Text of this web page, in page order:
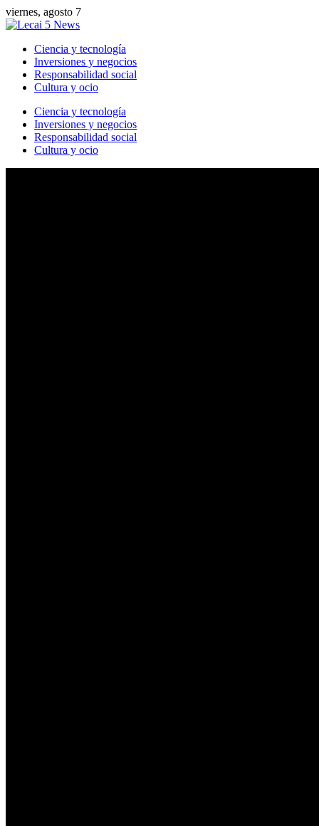
viernes, agosto 7
Ciencia y tecnología
Inversiones y negocios
Responsabilidad social
Cultura y ocio
Ciencia y tecnología
Inversiones y negocios
Responsabilidad social
Cultura y ocio